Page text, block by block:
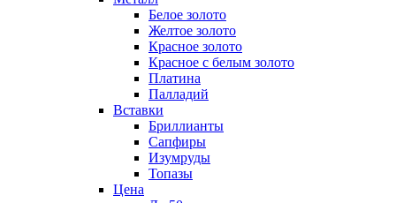
Белое золото
Желтое золото
Красное золото
Красное с белым золото
Платина
Палладий
Вставки
Бриллианты
Сапфиры
Изумруды
Топазы
Цена